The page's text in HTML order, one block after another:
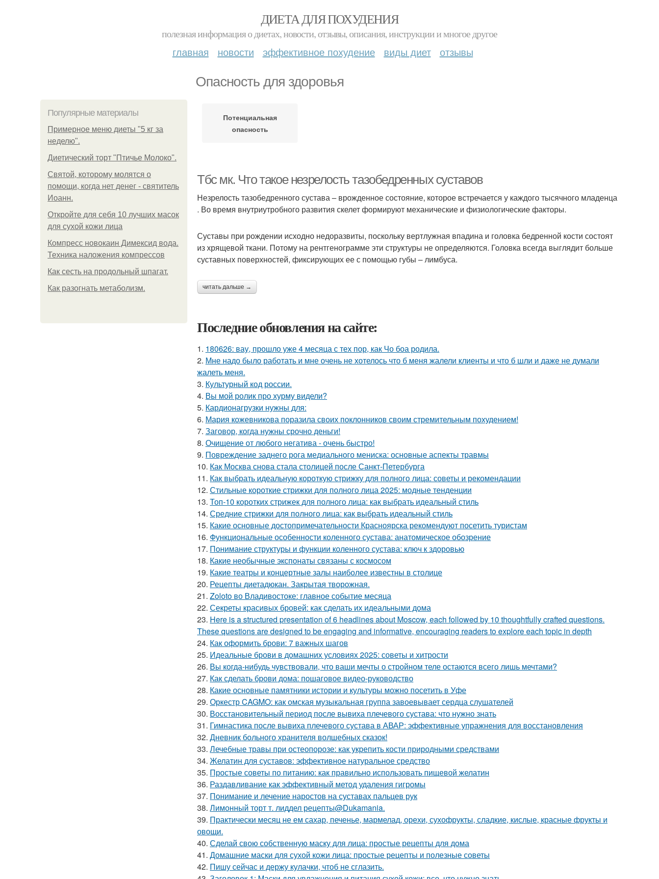
ДИЕТА ДЛЯ ПОХУДЕНИЯ
полезная информация о диетах, новости, отзывы, описания, инструкции и многое другое
главная новости эффективное похудение виды диет отзывы
Опасность для здоровья
Популярные материалы
Примерное меню диеты "5 кг за
неделю".
Диетический торт "Птичье Молоко".
Святой, которому молятся о
помощи, когда нет денег - святитель
Иоанн.
Откройте для себя 10 лучших масок
для сухой кожи лица
Компресс новокаин Димексид вода.
Техника наложения компрессов
Как сесть на продольный шпагат.
Как разогнать метаболизм.
Потенциальная
опасность
Тбс мк. Что такое незрелость тазобедренных суставов
Незрелость тазобедренного сустава – врожденное состояние, которое встречается у каждого тысячного младенца
. Во время внутриутробного развития скелет формируют механические и физиологические факторы.
Суставы при рождении исходно недоразвиты, поскольку вертлужная впадина и головка бедренной кости состоят
из хрящевой ткани. Потому на рентгенограмме эти структуры не определяются. Головка всегда выглядит больше
суставных поверхностей, фиксирующих ее с помощью губы – лимбуса.
читать дальше →
Последние обновления на сайте:
1. 180626: вау, прошло уже 4 месяца с тех пор, как Чо боа родила.
2. Мне надо было работать и мне очень не хотелось что б меня жалели клиенты и что б шли и даже не думали
жалеть меня.
3. Культурный код россии.
4. Вы мой ролик про хурму видели?
5. Кардионагрузки нужны для:
6. Мария кожевникова поразила своих поклонников своим стремительным похудением!
7. Заговор, когда нужны срочно деньги!
8. Очищение от любого негатива - очень быстро!
9. Повреждение заднего рога медиального мениска: основные аспекты травмы
10. Как Москва снова стала столицей после Санкт-Петербурга
11. Как выбрать идеальную короткую стрижку для полного лица: советы и рекомендации
12. Стильные короткие стрижки для полного лица 2025: модные тенденции
13. Топ-10 коротких стрижек для полного лица: как выбрать идеальный стиль
14. Средние стрижки для полного лица: как выбрать идеальный стиль
15. Какие основные достопримечательности Красноярска рекомендуют посетить туристам
16. Функциональные особенности коленного сустава: анатомическое обозрение
17. Понимание структуры и функции коленного сустава: ключ к здоровью
18. Какие необычные экспонаты связаны с космосом
19. Какие театры и концертные залы наиболее известны в столице
20. Рецепты диетадюкан. Закрытая творожная.
21. Zoloto во Владивостоке: главное событие месяца
22. Секреты красивых бровей: как сделать их идеальными дома
23. Here is a structured presentation of 6 headlines about Moscow, each followed by 10 thoughtfully crafted questions.
These questions are designed to be engaging and informative, encouraging readers to explore each topic in depth
24. Как оформить брови: 7 важных шагов
25. Идеальные брови в домашних условиях 2025: советы и хитрости
26. Вы когда-нибудь чувствовали, что ваши мечты о стройном теле остаются всего лишь мечтами?
27. Как сделать брови дома: пошаговое видео-руководство
28. Какие основные памятники истории и культуры можно посетить в Уфе
29. Оркестр CAGMO: как омская музыкальная группа завоевывает сердца слушателей
30. Восстановительный период после вывиха плечевого сустава: что нужно знать
31. Гимнастика после вывиха плечевого сустава в АВАР: эффективные упражнения для восстановления
32. Дневник больного хранителя волшебных сказок!
33. Лечебные травы при остеопорозе: как укрепить кости природными средствами
34. Желатин для суставов: эффективное натуральное средство
35. Простые советы по питанию: как правильно использовать пищевой желатин
36. Раздавливание как эффективный метод удаления гигромы
37. Понимание и лечение наростов на суставах пальцев рук
38. Лимонный торт т. лиддел рецепты@Dukamania.
39. Практически месяц не ем сахар, печенье, мармелад, орехи, сухофрукты, сладкие, кислые, красные фрукты и
овощи.
40. Сделай свою собственную маску для лица: простые рецепты для дома
41. Домашние маски для сухой кожи лица: простые рецепты и полезные советы
42. Пишу сейчас и держу кулачки, чтоб не сглазить.